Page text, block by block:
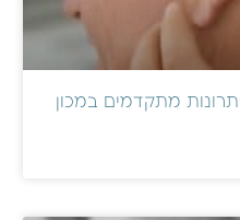
מתקדמים במכון